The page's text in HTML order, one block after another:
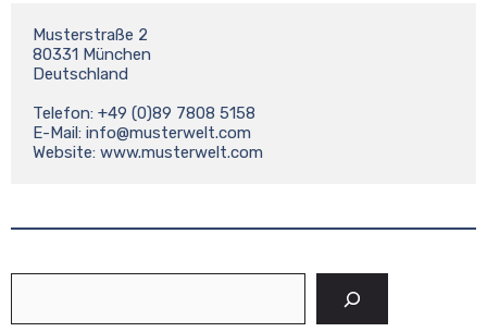
Musterstraße 2
80331 München
Deutschland
Telefon: +49 (0)89 7808 5158
E-Mail: info@musterwelt.com
Website: www.musterwelt.com